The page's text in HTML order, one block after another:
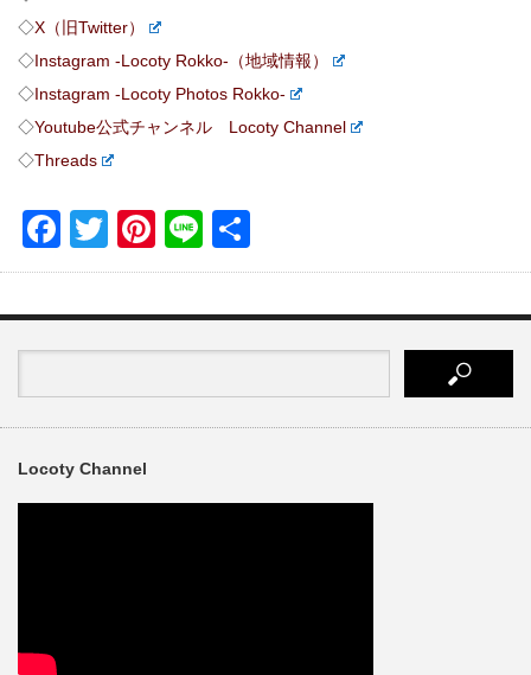
◇X（旧Twitter）
◇Instagram -Locoty Rokko-（地域情報）
◇Instagram -Locoty Photos Rokko-
◇Youtube公式チャンネル Locoty Channel
◇Threads
Facebook
TwitterPinterest
Line
有
Locoty Channel